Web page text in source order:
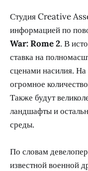
Студия Creative
информацией по
War: Rome 2. В
ставка на
сценами насилия.
огромное
Также будут
ландшафты и
среды.
По словам
известной военной